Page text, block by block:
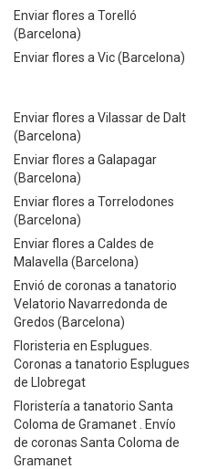
Enviar flores a Torelló
(Barcelona)
Enviar flores a Vic (Barcelona)
Enviar flores a Vilassar de Dalt
(Barcelona)
Enviar flores a Galapagar
(Barcelona)
Enviar flores a Torrelodones
(Barcelona)
Enviar flores a Caldes de
Malavella (Barcelona)
Envió de coronas a tanatorio
Velatorio Navarredonda de
Gredos (Barcelona)
Floristeria en Esplugues.
Coronas a tanatorio Esplugues
de Llobregat
Floristería a tanatorio Santa
Coloma de Gramanet . Envío
de coronas Santa Coloma de
Gramanet